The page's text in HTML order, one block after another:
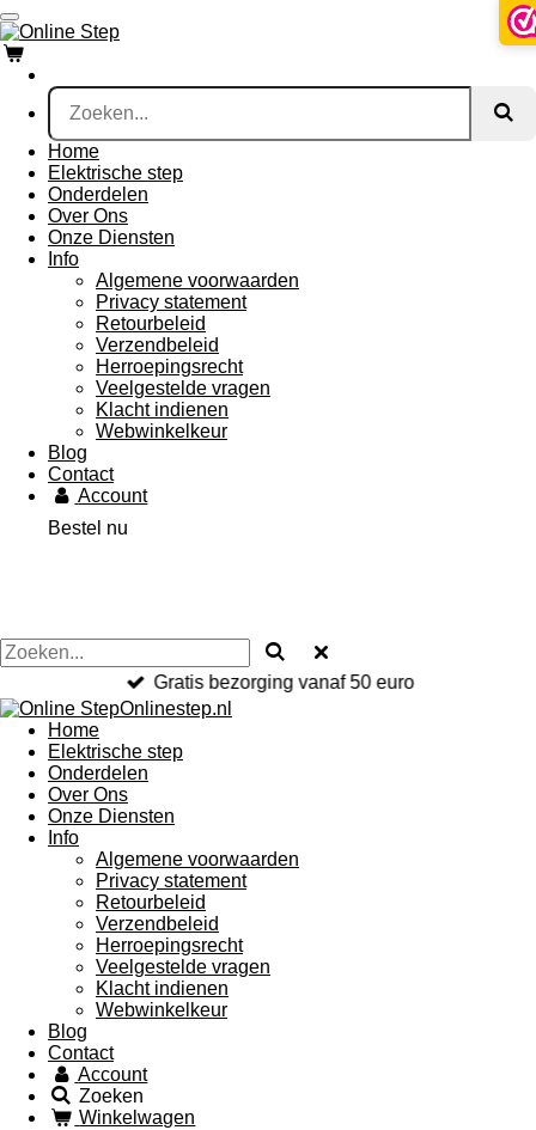
Ga
direct
naar
de
hoofdinhoud
Home
Elektrische step
Onderdelen
Over Ons
Onze Diensten
Info
Algemene voorwaarden
Privacy statement
Retourbeleid
Verzendbeleid
Herroepingsrecht
Veelgestelde vragen
Klacht indienen
Webwinkelkeur
Blog
Contact
Account
Bestel nu
Gratis bezorging vanaf 50 euro
Onlinestep.nl
Home
Elektrische step
Onderdelen
Over Ons
Onze Diensten
Info
Algemene voorwaarden
Privacy statement
Retourbeleid
Verzendbeleid
Herroepingsrecht
Veelgestelde vragen
Klacht indienen
Webwinkelkeur
Blog
Contact
Account
Zoeken
Winkelwagen